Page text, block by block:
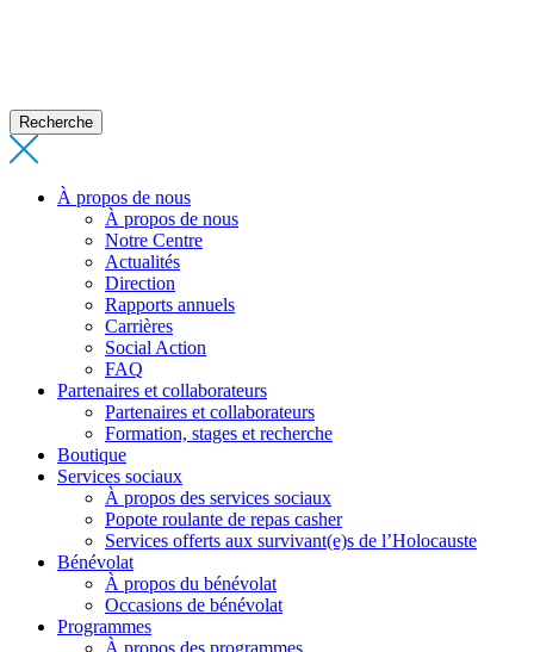
Recherche
À propos de nous
À propos de nous
Notre Centre
Actualités
Direction
Rapports annuels
Carrières
Social Action
FAQ
Partenaires et collaborateurs
Partenaires et collaborateurs
Formation, stages et recherche
Boutique
Services sociaux
À propos des services sociaux
Popote roulante de repas casher
Services offerts aux survivant(e)s de l’Holocauste
Bénévolat
À propos du bénévolat
Occasions de bénévolat
Programmes
À propos des programmes